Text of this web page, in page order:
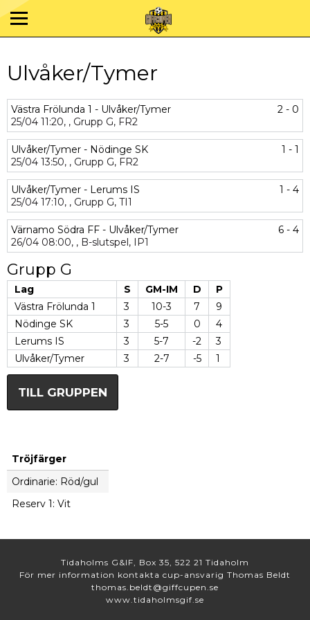
Ulvåker/Tymer
Västra Frölunda 1 - Ulvåker/Tymer
2 - 0
25/04 11:20, , Grupp G, FR2
Ulvåker/Tymer - Nödinge SK
1 - 1
25/04 13:50, , Grupp G, FR2
Ulvåker/Tymer - Lerums IS
1 - 4
25/04 17:10, , Grupp G, TI1
Värnamo Södra FF - Ulvåker/Tymer
6 - 4
26/04 08:00, , B-slutspel, IP1
Grupp G
Lag S GM-IM D
P
Västra Frölunda 1
3 10-3 7
9
Nödinge SK
3 5-5 0
4
Lerums IS
3 5-7 -2
3
Ulvåker/Tymer
3 2-7 -5 1
TILL GRUPPEN
Tröjfärger
Ordinarie: Röd/gul
Reserv 1: Vit
Tidaholms G&IF, Box 35, 522 21 Tidaholm
För mer information kontakta cup-ansvarig Thomas Beldt
thomas.beldt@giffcupen.se
www.tidaholmsgif.se